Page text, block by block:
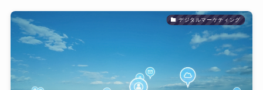
デジタルマーケティング